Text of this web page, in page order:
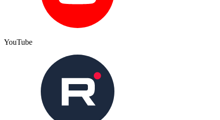
YouTube